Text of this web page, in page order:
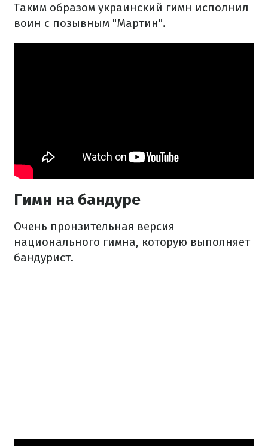
Таким образом украинский гимн исполнил
воин с позывным "Мартин".
Гимн на бандуре
Очень пронзительная версия
национального гимна, которую выполняет
бандурист.